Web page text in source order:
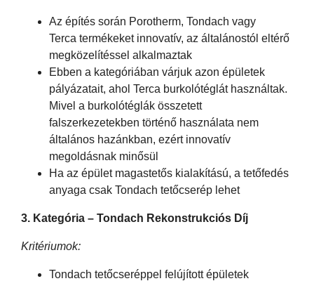
Az építés során Porotherm, Tondach vagy
Terca termékeket innovatív, az általánostól eltérő
megközelítéssel alkalmaztak
Ebben a kategóriában várjuk azon épületek
pályázatait, ahol Terca burkolótéglát használtak.
Mivel a burkolótéglák összetett
falszerkezetekben történő használata nem
általános hazánkban, ezért innovatív
megoldásnak minősül
Ha az épület magastetős kialakítású, a tetőfedés
anyaga csak Tondach tetőcserép lehet
3. Kategória – Tondach Rekonstrukciós Díj
Kritériumok:
Tondach tetőcseréppel felújított épületek